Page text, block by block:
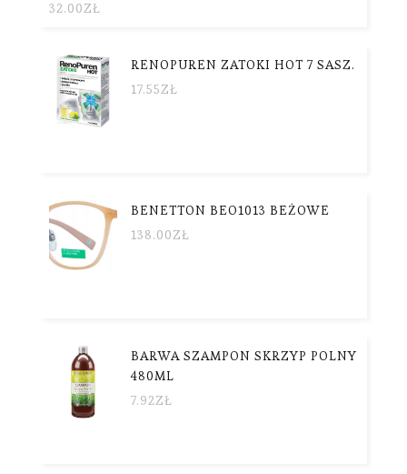
32.00ZŁ
RENOPUREN ZATOKI HOT 7 SASZ.
17.55ZŁ
BENETTON BEO1013 BEŻOWE
138.00ZŁ
BARWA SZAMPON SKRZYP POLNY
480ML
7.92ZŁ